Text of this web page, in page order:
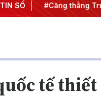
SỐ
IUU #Căng thẳng
tế thiết